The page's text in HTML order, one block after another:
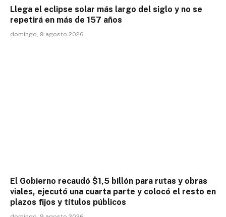
Llega el eclipse solar más largo del siglo y no se
repetirá en más de 157 años
domingo, 9 agosto 2026
El Gobierno recaudó $1,5 billón para rutas y obras
viales, ejecutó una cuarta parte y colocó el resto en
plazos fijos y títulos públicos